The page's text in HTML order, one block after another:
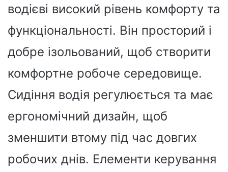
водієві високий рівень комфорту та
функціональності. Він просторий і
добре ізольований, щоб створити
комфортне робоче середовище.
Сидіння водія регулюється та має
ергономічний дизайн, щоб
зменшити втому під час довгих
робочих днів. Елементи керування